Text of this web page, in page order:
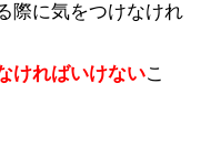
際に気をつけなけれ
ければいけないこ